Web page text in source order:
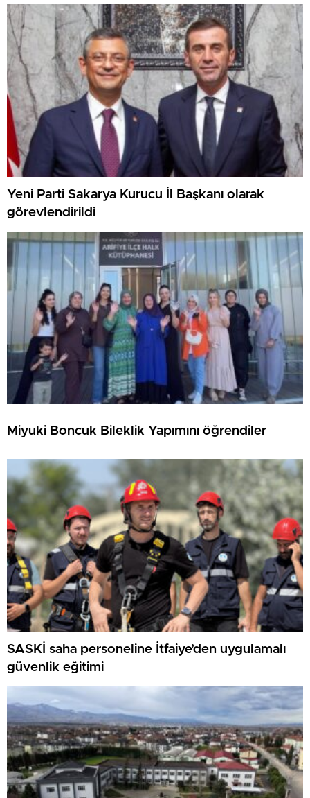
Yeni Parti Sakarya Kurucu İl Başkanı olarak
görevlendirildi
Miyuki Boncuk Bileklik Yapımını öğrendiler
SASKİ saha personeline İtfaiye’den uygulamalı
güvenlik eğitimi